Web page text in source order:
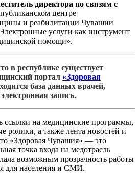
директора по связям с
центре
и реабилитации Чувашии
услуги как инструмент
помощи».
в республике существует
портал «Здоровая
база данных врачей,
запись.
ссылки на медицинские программы,
ролики, а также лента новостей и
«Здоровая Чувашия» — это
точка входа на медотрасль
возможным прозрачность работы
для населения и СМИ.